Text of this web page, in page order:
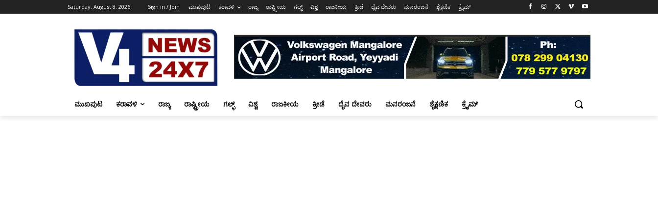
Saturday, August 8, 2026 Sign in / Join ಮುಖಪುಟ ಕರಾವಳಿ ರಾಜ್ಯ ರಾಷ್ಟ್ರೀಯ ಗಲ್ಫ್ ವಿಶ್ವ ರಾಜಕೀಯ ಕ್ರೀಡೆ ದೈವ ದೇವರು ಮನರಂಜನೆ ಶೈಕ್ಷಣಿಕ ಕ್ರೈಮ್
ಮುಖಪುಟ ಕರಾವಳಿ ರಾಜ್ಯ ರಾಷ್ಟ್ರೀಯ ಗಲ್ಫ್ ವಿಶ್ವ ರಾಜಕೀಯ ಕ್ರೀಡೆ ದೈವ ದೇವರು ಮನರಂಜನೆ ಶೈಕ್ಷಣಿಕ ಕ್ರೈಮ್